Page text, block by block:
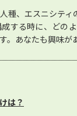
種、エスニシテ
する時に、どの
。あなたも興味が
は？